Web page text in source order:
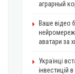
аграрный
Ваше відео
аватари за
Українці
інвестицій